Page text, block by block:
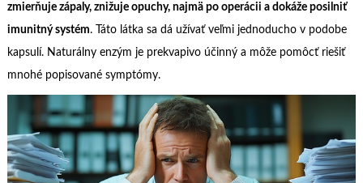
zmierňuje zápaly, znižuje opuchy, najmä po operácii a dokáže posilniť
imunitný systém. Táto látka sa dá užívať veľmi jednoducho v podobe
kapsulí. Naturálny enzým je prekvapivo účinný a môže pomôcť riešiť
mnohé popisované symptómy.